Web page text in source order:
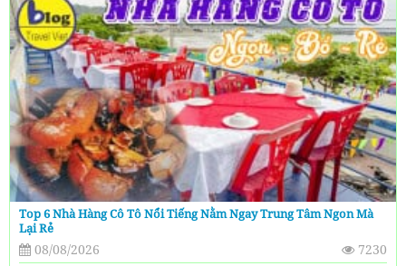
Top 6 Nhà Hàng Cô Tô Nổi Tiếng Nằm Ngay Trung Tâm Ngon Mà
Lại Rẻ
08/08/2026
7230